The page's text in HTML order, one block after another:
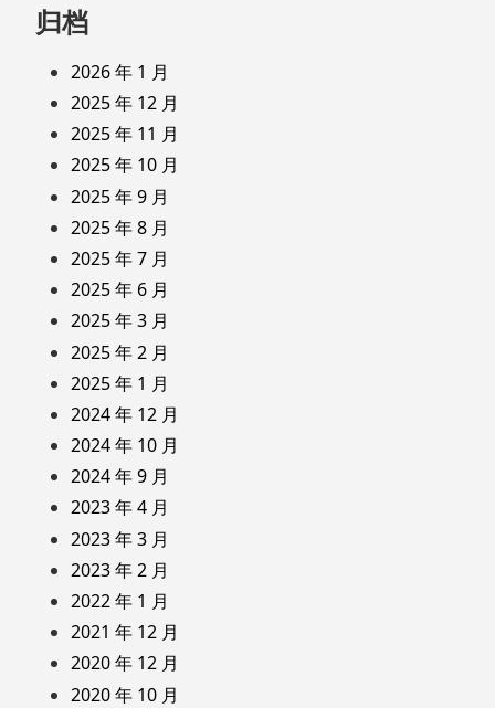
归档
2026 年 1 月
2025 年 12 月
2025 年 11 月
2025 年 10 月
2025 年 9 月
2025 年 8 月
2025 年 7 月
2025 年 6 月
2025 年 3 月
2025 年 2 月
2025 年 1 月
2024 年 12 月
2024 年 10 月
2024 年 9 月
2023 年 4 月
2023 年 3 月
2023 年 2 月
2022 年 1 月
2021 年 12 月
2020 年 12 月
2020 年 10 月